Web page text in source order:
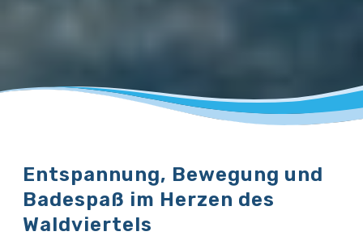
Entspannung, Bewegung und
Badespaß im Herzen des
Waldviertels